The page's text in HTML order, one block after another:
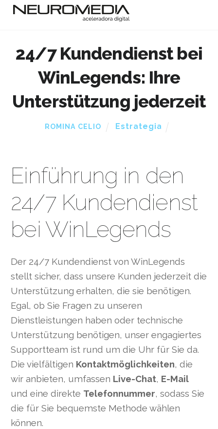
24/7 Kundendienst bei
WinLegends: Ihre
Unterstützung jederzeit
ROMINA CELIO Estrategia
Einführung in den
24/7 Kundendienst
bei WinLegends
Der 24/7 Kundendienst von WinLegends
stellt sicher, dass unsere Kunden jederzeit die
Unterstützung erhalten, die sie benötigen.
Egal, ob Sie Fragen zu unseren
Dienstleistungen haben oder technische
Unterstützung benötigen, unser engagiertes
Supportteam ist rund um die Uhr für Sie da.
Die vielfältigen Kontaktmöglichkeiten, die
wir anbieten, umfassen Live-Chat, E-Mail
und eine direkte Telefonnummer, sodass Sie
die für Sie bequemste Methode wählen
können.